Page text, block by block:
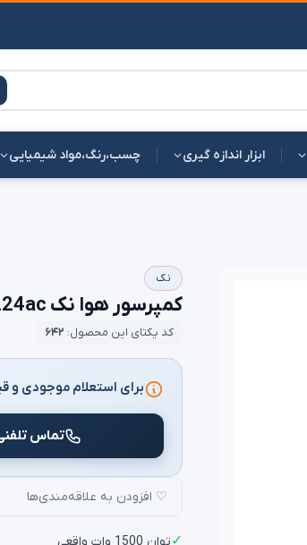
ابزار اندازه گیری چسب،رنگ،مواد شیمیایی
نک
کمپرسور هوا نک nek 224ac
کد یکتای این محصول: ۶۴۲
برای استعلام موجودی و
تماس
♡ افزودن به علاقه‌مندی‌ها